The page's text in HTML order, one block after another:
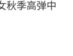
秋季高弹中